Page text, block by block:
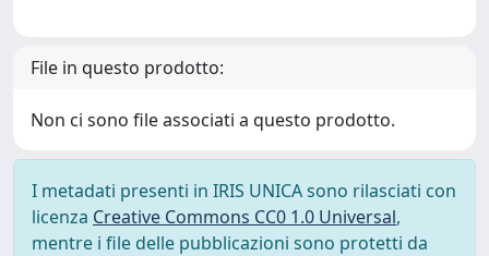
File in questo prodotto:
Non ci sono file associati a questo prodotto.
I metadati presenti in IRIS UNICA sono rilasciati con
licenza Creative Commons CC0 1.0 Universal,
mentre i file delle pubblicazioni sono protetti da